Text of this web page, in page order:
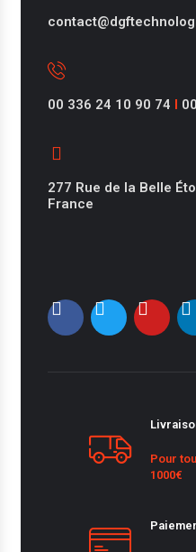
00 336 24 10 90 74 I
277 Rue de la Belle
France
Pour
1000€